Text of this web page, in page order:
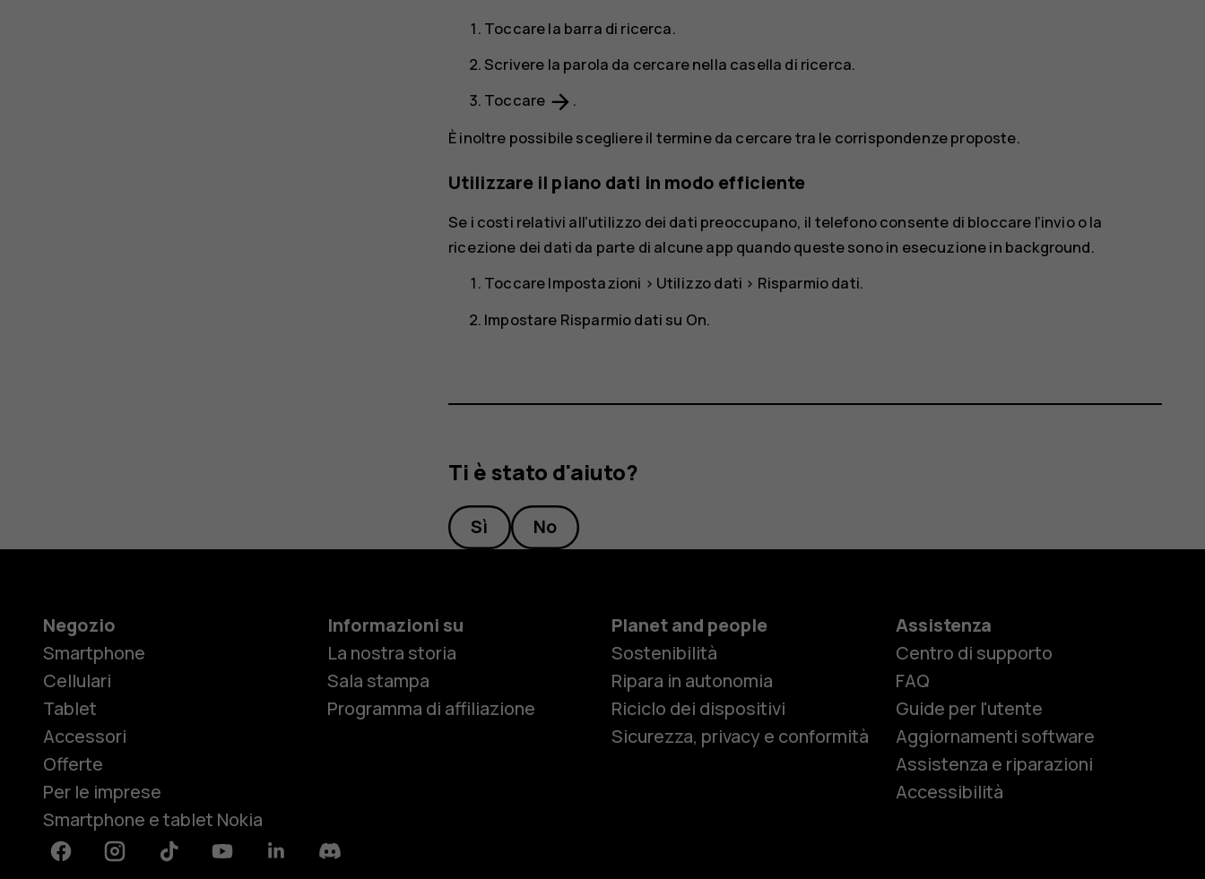
Smartphone
Cellulari
Toccare la barra di ricerca.
Scrivere la parola da cercare nella casella di ricerca.
Toccare arrow_forward .
È inoltre possibile scegliere il termine da cercare tra le corrispondenze proposte.
Utilizzare il piano dati in modo efficiente
Se i costi relativi all’utilizzo dei dati preoccupano, il telefono consente di bloccare l’invio o la
ricezione dei dati da parte di alcune app quando queste sono in esecuzione in background.
ToccareImpostazioni > Utilizzo dati > Risparmio dati.
Impostare Risparmio dati su On.
Ti è stato d'aiuto?
Sì No
Negozio
Smartphone
Cellulari
Tablet
Accessori
Offerte
Per le imprese
Smartphone e tablet Nokia
Informazioni su
La nostra storia
Sala stampa
Programma di affiliazione
Planet and people
Sostenibilità
Ripara in autonomia
Riciclo dei dispositivi
Sicurezza, privacy e conformità
Assistenza
Centro di supporto
FAQ
Guide per l'utente
Aggiornamenti software
Assistenza e riparazioni
Accessibilità
FacebookInstagramTiktok YoutubeLinkedinDiscord